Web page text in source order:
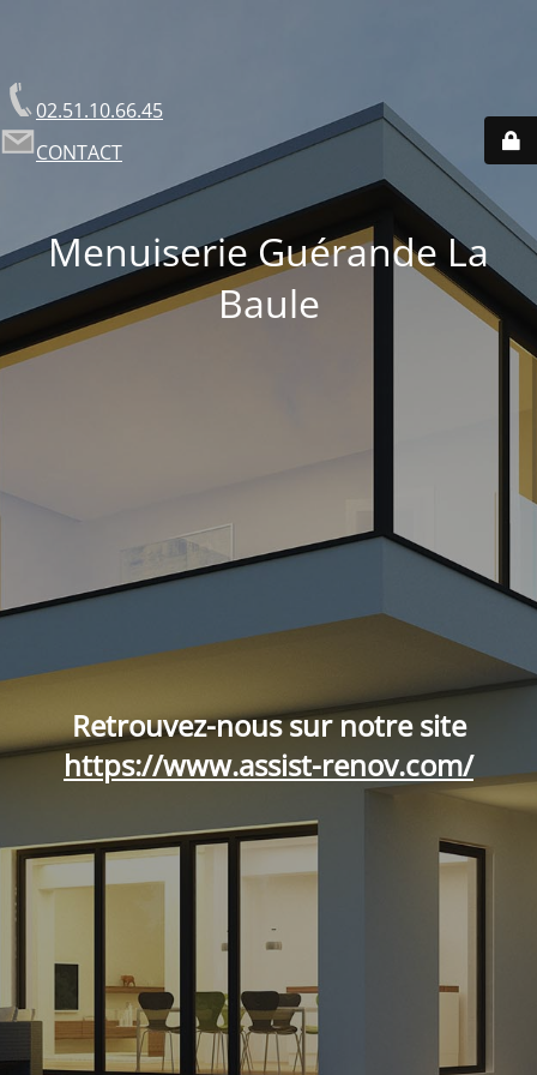
02.51.10.66.45
CONTACT
Menuiserie Guérande La
Baule
Retrouvez-nous sur notre site
https://www.assist-renov.com/